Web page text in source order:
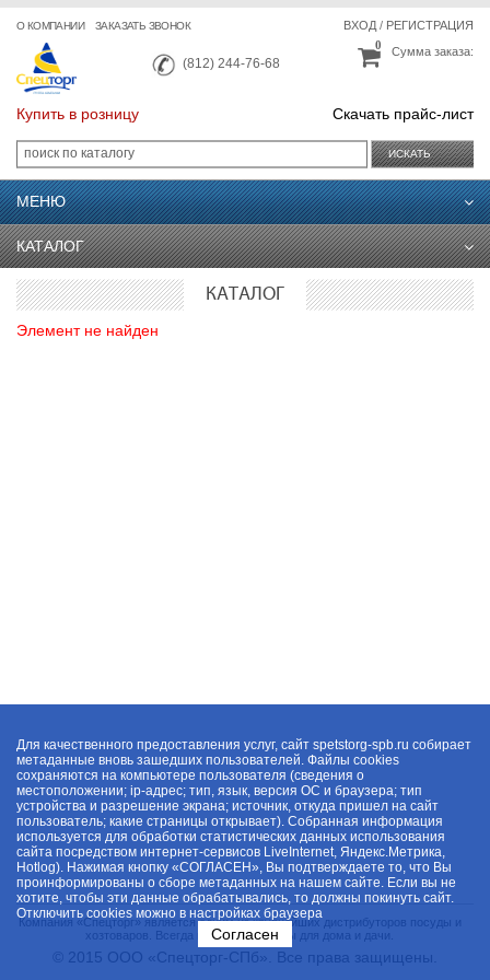
О КОМПАНИИ ЗАКАЗАТЬ ЗВОНОК
(812) 244-76-68
ВХОД/ РЕГИСТРАЦИЯ
Сумма заказа:
0
Купить в розницу Скачать прайс-лист
ИСКАТЬ
МЕНЮ
КАТАЛОГ
КАТАЛОГ
Элемент не найден
Компания «Спецторг» является одним из крупнейших дистрибуторов посуды и
хозтоваров. Всегда в наличии товары для дома и дачи.
© 2015 ООО «Спецторг-СПб». Все права защищены.
Для качественного предоставления услуг, сайт spetstorg-spb.ru собирает
метаданные вновь зашедших пользователей. Файлы cookies
сохраняются на компьютере пользователя (сведения о
местоположении; ip-адрес; тип, язык, версия ОС и браузера; тип
устройства и разрешение экрана; источник, откуда пришел на сайт
пользователь; какие страницы открывает). Собранная информация
используется для обработки статистических данных использования
сайта посредством интернет-сервисов LiveInternet, Яндекс.Метрика,
Hotlog). Нажимая кнопку «СОГЛАСЕН», Вы подтверждаете то, что Вы
проинформированы о сборе метаданных на нашем сайте. Если вы не
хотите, чтобы эти данные обрабатывались, то должны покинуть сайт.
Отключить cookies можно в настройках браузера
Согласен